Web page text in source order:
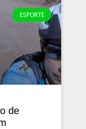
ESPORTE
de